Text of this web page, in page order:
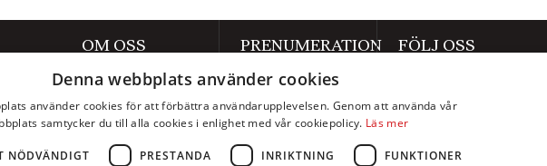
OM OSS
Om Axess
Kontakt
Annonsera
PRENUMERATION
Prenumerera
Mina sidor
FÖLJ OSS
Instagram
Denna webbplats använder cookies
använder cookies för att förbättra användarupplevelsen. Genom att använda vår
samtycker du till alla cookies i enlighet med vår cookiepolicy. Läs mer
NÖDVÄNDIGT PRESTANDA INRIKTNING FUNKTIONER